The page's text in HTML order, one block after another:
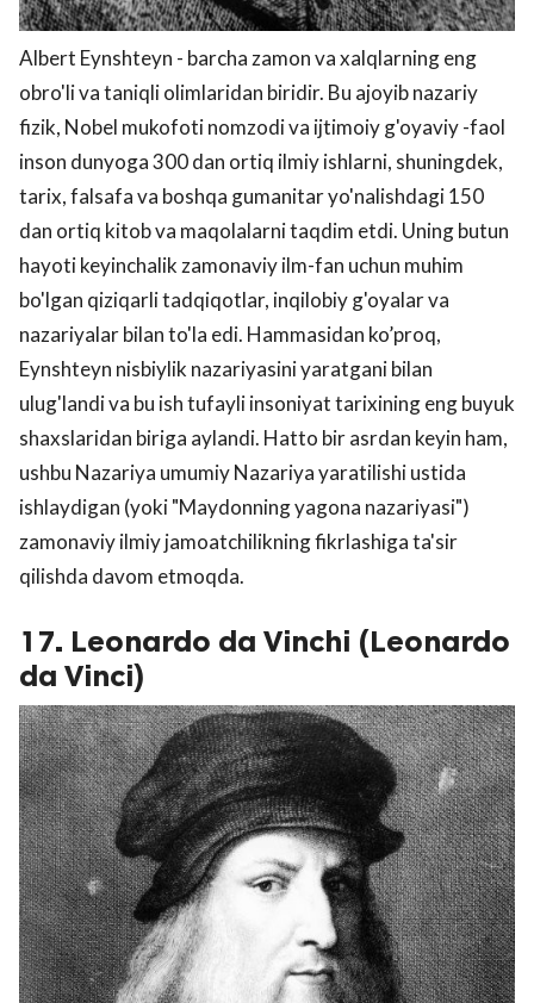
Albert Eynshteyn - barcha zamon va xalqlarning eng
obro'li va taniqli olimlaridan biridir. Bu ajoyib nazariy
fizik, Nobel mukofoti nomzodi va ijtimoiy g'oyaviy -faol
inson dunyoga 300 dan ortiq ilmiy ishlarni, shuningdek,
tarix, falsafa va boshqa gumanitar yo'nalishdagi 150
dan ortiq kitob va maqolalarni taqdim etdi. Uning butun
hayoti keyinchalik zamonaviy ilm-fan uchun muhim
bo'lgan qiziqarli tadqiqotlar, inqilobiy g'oyalar va
nazariyalar bilan to'la edi. Hammasidan ko’proq,
Eynshteyn nisbiylik nazariyasini yaratgani bilan
ulug'landi va bu ish tufayli insoniyat tarixining eng buyuk
shaxslaridan biriga aylandi. Hatto bir asrdan keyin ham,
ushbu Nazariya umumiy Nazariya yaratilishi ustida
ishlaydigan (yoki "Maydonning yagona nazariyasi")
zamonaviy ilmiy jamoatchilikning fikrlashiga ta'sir
qilishda davom etmoqda.
17. Leonardo da Vinchi (Leonardo
da Vinci)